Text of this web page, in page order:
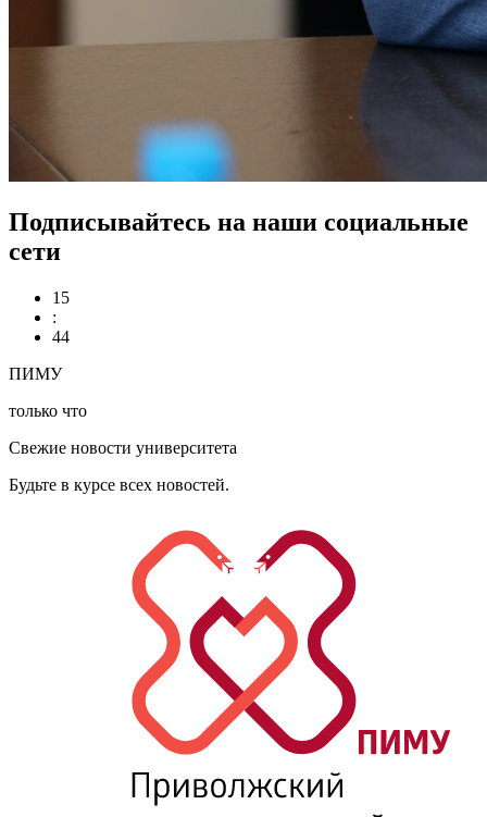
Подписывайтесь на наши социальные
сети
15
:
44
ПИМУ
только что
Свежие новости университета
Будьте в курсе всех новостей.